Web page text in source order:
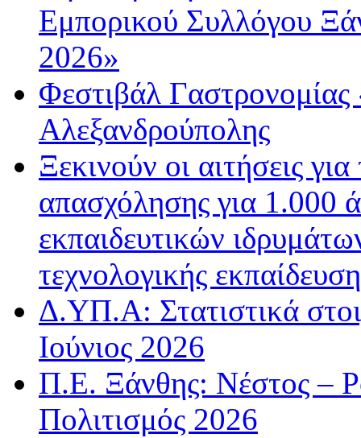
Εμπορικού Συλλόγου
2026»
Φεστιβάλ
Αλεξανδρούπολης
Ξεκινούν οι αιτήσεις
απασχόλησης για 1.000
εκπαιδευτικών
τεχνολογικής
Δ.ΥΠ.Α: Στατιστικά
Ιούνιος 2026
Π.Ε. Ξάνθης: Νέστος –
Πολιτισμός 2026